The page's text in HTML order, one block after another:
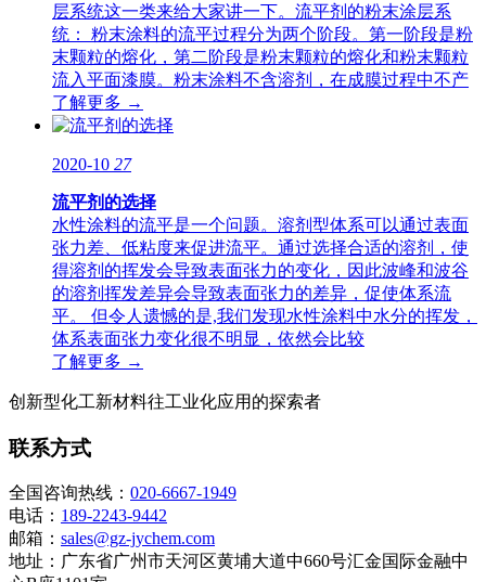
层系统这一类来给大家讲一下。流平剂的粉末涂层系
统： 粉末涂料的流平过程分为两个阶段。第一阶段是粉
末颗粒的熔化，第二阶段是粉末颗粒的熔化和粉末颗粒
流入平面漆膜。粉末涂料不含溶剂，在成膜过程中不产
了解更多 →
2020-10 27
流平剂的选择
水性涂料的流平是一个问题。溶剂型体系可以通过表面
张力差、低粘度来促进流平。通过选择合适的溶剂，使
得溶剂的挥发会导致表面张力的变化，因此波峰和波谷
的溶剂挥发差异会导致表面张力的差异，促使体系流
平。 但令人遗憾的是,我们发现水性涂料中水分的挥发，
体系表面张力变化很不明显，依然会比较
了解更多 →
创新型化工新材料往工业化应用的探索者
联系方式
全国咨询热线： 020-6667-1949
电话： 189-2243-9442
邮箱： sales@gz-jychem.com
地址：广东省广州市天河区黄埔大道中660号汇金国际金融中